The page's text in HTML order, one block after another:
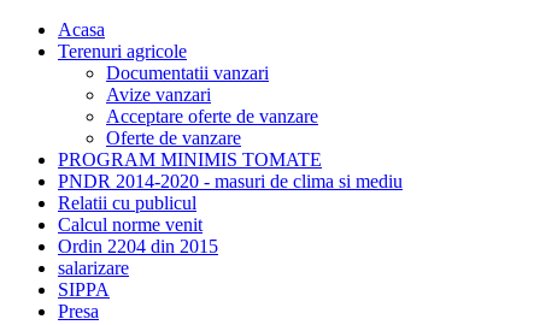
Acasa
Terenuri agricole
Documentatii vanzari
Avize vanzari
Acceptare oferte de vanzare
Oferte de vanzare
PROGRAM MINIMIS TOMATE
PNDR 2014-2020 - masuri de clima si mediu
Relatii cu publicul
Calcul norme venit
Ordin 2204 din 2015
salarizare
SIPPA
Presa